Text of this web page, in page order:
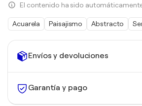
Envíos y devoluciones
Garantía y pago
El contenido ha sido
Acuarela Paisajismo Abstracto